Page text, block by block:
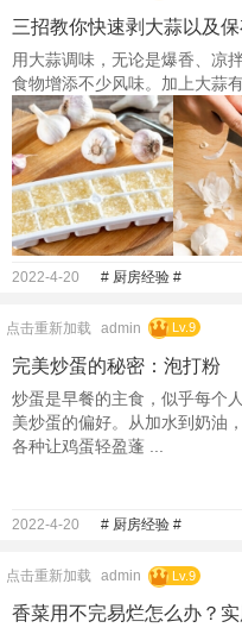
三招教你快速剥大蒜以及
用大蒜调味，无论是爆香、凉
食物增添不少风味。加上大蒜有
2022-4-20 # 厨房经验 #
点击重新加载 admin Lv.9
完美炒蛋的秘密：泡打粉
炒蛋是早餐的主食，似乎每个
美炒蛋的偏好。从加水到奶油
各种让鸡蛋轻盈蓬 ...
2022-4-20 # 厨房经验 #
点击重新加载 admin Lv.9
香菜用不完易烂怎么办？